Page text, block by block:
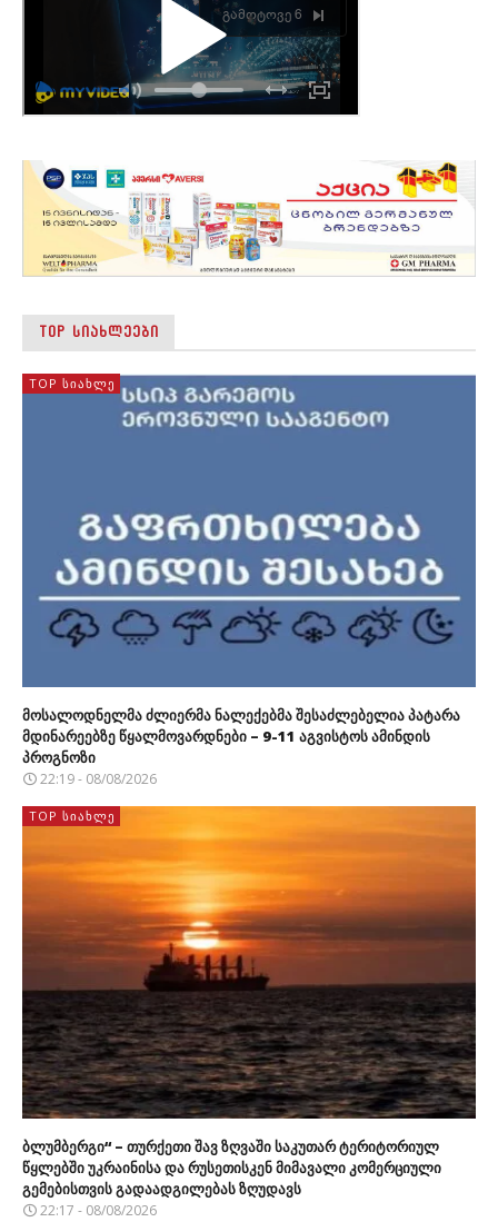
TOP ᲡᲘᲐᲮᲚᲔᲔᲑᲘ
TOP ᲡᲘᲐᲮᲚᲔ
მოსალოდნელმა ძლიერმა ნალექებმა შესაძლებელია პატარა
მდინარეებზე წყალმოვარდნები – 9-11 აგვისტოს ამინდის
პროგნოზი
22:19 - 08/08/2026
TOP ᲡᲘᲐᲮᲚᲔ
ბლუმბერგი“ – თურქეთი შავ ზღვაში საკუთარ ტერიტორიულ
წყლებში უკრაინისა და რუსეთისკენ მიმავალი კომერციული
გემებისთვის გადაადგილებას ზღუდავს
22:17 - 08/08/2026